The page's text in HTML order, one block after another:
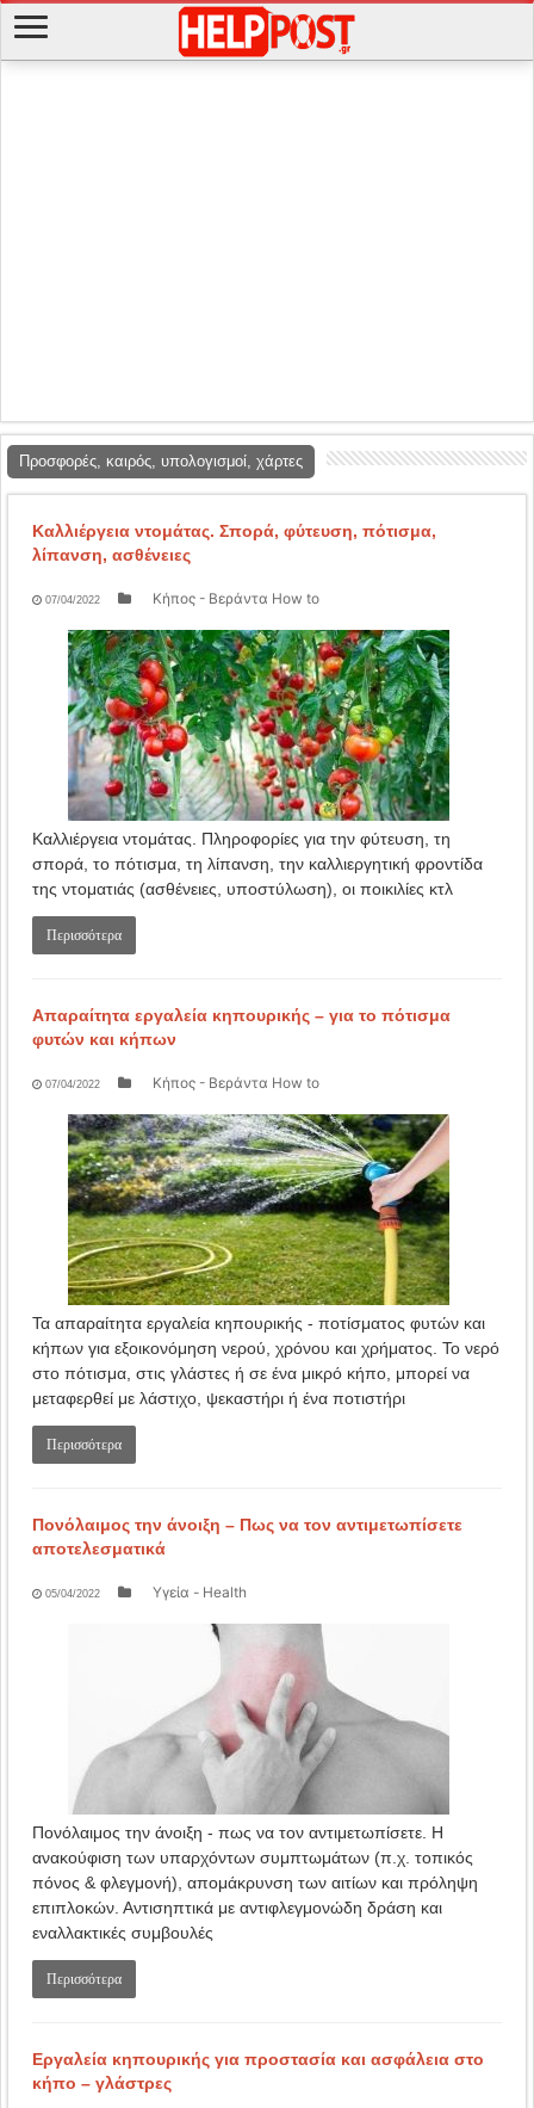
Προσφορές, καιρός, υπολογισμοί, χάρτες
Καλλιέργεια ντομάτας. Σπορά, φύτευση, πότισμα,
λίπανση, ασθένειες
07/04/2022 Κήπος - Βεράντα How to
Καλλιέργεια ντομάτας. Πληροφορίες για την φύτευση, τη
σπορά, το πότισμα, τη λίπανση, την καλλιεργητική φροντίδα
της ντοματιάς (ασθένειες, υποστύλωση), οι ποικιλίες κτλ
Περισσότερα
Απαραίτητα εργαλεία κηπουρικής – για το πότισμα
φυτών και κήπων
07/04/2022 Κήπος - Βεράντα How to
Τα απαραίτητα εργαλεία κηπουρικής - ποτίσματος φυτών και
κήπων για εξοικονόμηση νερού, χρόνου και χρήματος. Το νερό
στο πότισμα, στις γλάστες ή σε ένα μικρό κήπο, μπορεί να
μεταφερθεί με λάστιχο, ψεκαστήρι ή ένα ποτιστήρι
Περισσότερα
Πονόλαιμος την άνοιξη – Πως να τον αντιμετωπίσετε
αποτελεσματικά
05/04/2022 Υγεία - Health
Πονόλαιμος την άνοιξη - πως να τον αντιμετωπίσετε. Η
ανακούφιση των υπαρχόντων συμπτωμάτων (π.χ. τοπικός
πόνος & φλεγμονή), απομάκρυνση των αιτίων και πρόληψη
επιπλοκών. Αντισηπτικά με αντιφλεγμονώδη δράση και
εναλλακτικές συμβουλές
Περισσότερα
Εργαλεία κηπουρικής για προστασία και ασφάλεια στο
κήπο – γλάστρες